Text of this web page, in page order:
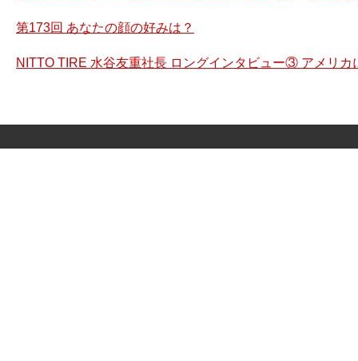
第173回 あなたの顔の好みは？
NITTO TIRE 水谷友重社長 ロングインタビュー③ アメリカ